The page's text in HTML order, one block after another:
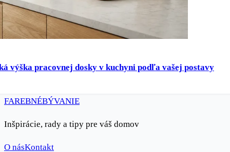
výška pracovnej dosky v kuchyni podľa vašej postavy
FAREBNÉBÝVANIE
Inšpirácie, rady a tipy pre váš domov
O násKontakt